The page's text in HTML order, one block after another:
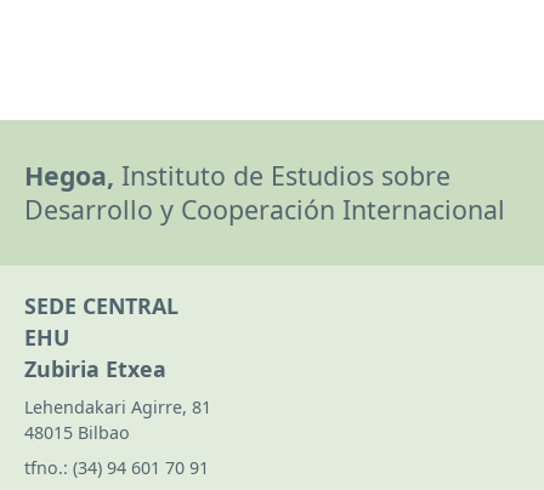
Hegoa, Instituto de Estudios sobre
Desarrollo y Cooperación Internacional
SEDE CENTRAL
EHU
Zubiria Etxea
Lehendakari Agirre, 81
48015 Bilbao
tfno.: (34) 94 601 70 91